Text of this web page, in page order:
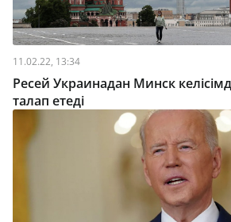
11.02.22, 13:34
Ресей Украинадан Минск
талап етеді